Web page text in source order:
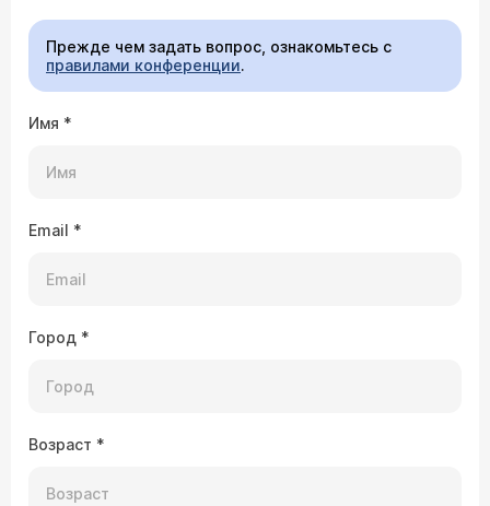
Прежде чем задать вопрос, ознакомьтесь с
правилами конференции.
Имя *
Email *
Город *
Возраст *